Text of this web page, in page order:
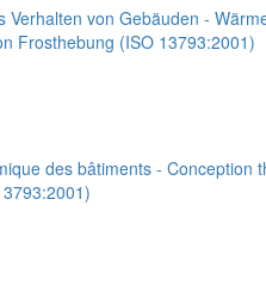
Verhalten von Gebäuden -
Frosthebung (ISO 13793:2001)
des bâtiments -